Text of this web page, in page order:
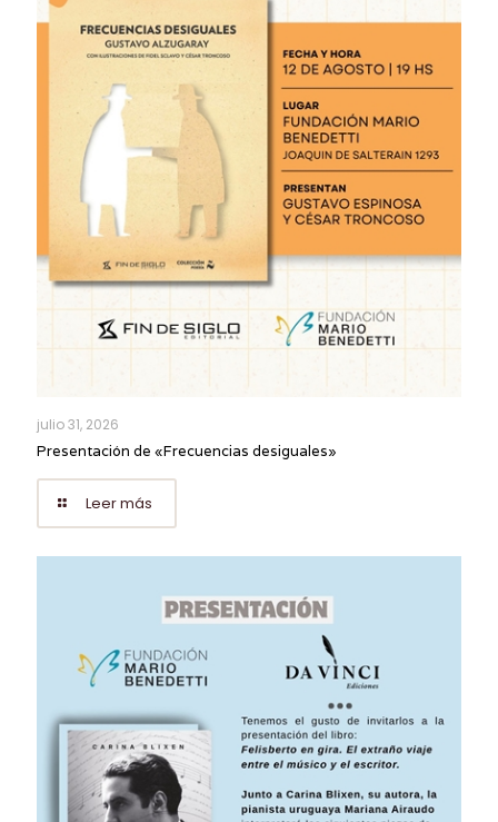
julio 31, 2026
Presentación de «Frecuencias desiguales»
Leer más